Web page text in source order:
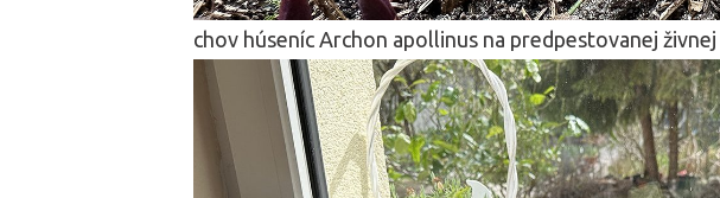
chov húseníc Archon apollinus na predpestovanej